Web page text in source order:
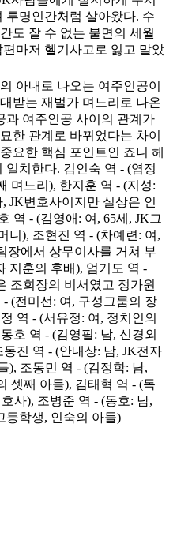
투명인간처럼 살아왔다. 수
도 잘 수 없는 불면의 세월
마저 헬기사고로 잃고 말았
아내로 나오는 여주인공이
받는 재벌가 며느리로 나온
과 여주인공 사이의 관계가
한 관계로 바뀌었다는 차이
요한 핵심 포인트인 죠니 헤
일치한다. 김인숙 역 - (염정
며느리), 한지훈 역 - (지성:
JK변호사이지만 실상은 인
역 - (김영애: 여, 65세, JK그
니), 조현진 역 - (차예련: 여,
장에서 상무이사를 거쳐 부
지훈의 후배), 엄기도 역 -
조회장의 비서였고 정가원
(전미선: 여, 구성그룸의 장
역 - (서유정: 여, 정치인의
호 역 - (김영필: 남, 신경외
진 역 - (안내상: 남, JK전자
), 조동민 역 - (김정학: 남,
셋째 아들), 김태혁 역 - (독
사), 조병준 역 - (동호: 남,
등학생, 인숙의 아들)